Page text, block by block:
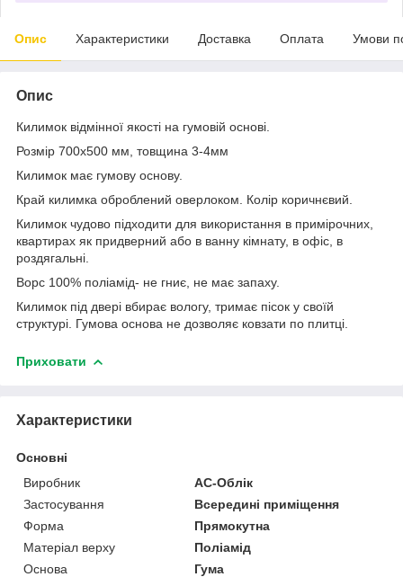
Опис Характеристики Доставка Оплата Умови
Опис
Килимок відмінної якості на гумовій основі.
Розмір 700х500 мм, товщина 3-4мм
Килимок має гумову основу.
Край килимка оброблений оверлоком. Колір коричнєвий.
Килимок чудово підходити для використання в примірочних,
квартирах як придверний або в ванну кімнату, в офіс, в
роздягальні.
Ворс 100% поліамід- не гниє, не має запаху.
Килимок під двері вбирає вологу, тримає пісок у своїй
структурі. Гумова основа не дозволяє ковзати по плитці.
Приховати
Характеристики
Основні
Виробник
АС-Облік
Застосування
Всередині приміщення
Форма
Прямокутна
Матеріал верху
Поліамід
Основа
Гума